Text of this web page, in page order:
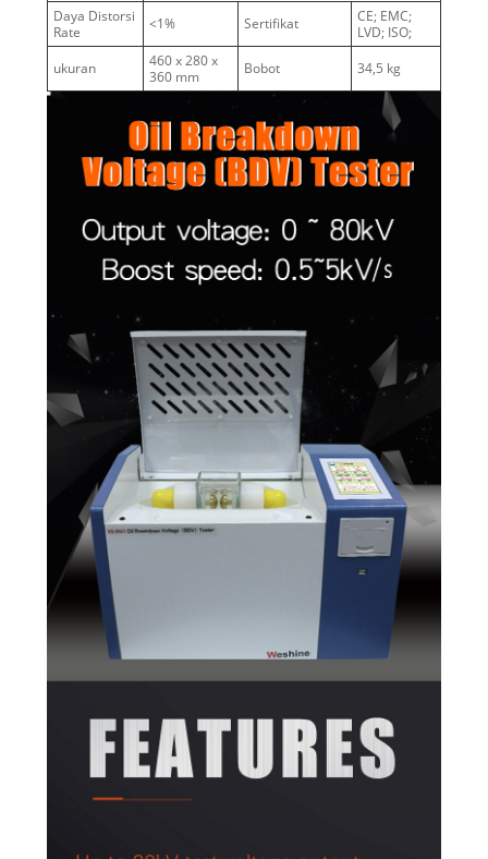
Daya Distorsi
Rate
<1% Sertifikat
CE; EMC;
LVD; ISO;
ukuran
460 x 280 x
360 mm
Bobot 34,5 kg